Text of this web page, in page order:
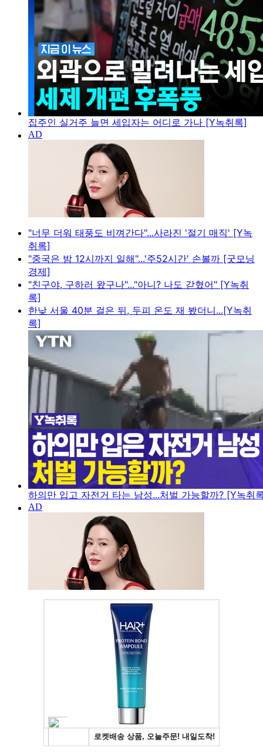
집주인 실거주 늘면 세입자는 어디로 가나 [Y녹취록]
"너무 더워 태풍도 비껴간다"...사라진 '절기 매직' [Y녹
취록]
"중국은 밤 12시까지 일해"...'주52시간' 손볼까 [굿모닝
경제]
"친구야, 구하러 왔구나"..."아니? 나도 갇혔어" [Y녹취
록]
한낮 서울 40분 걸은 뒤, 두피 온도 재 봤더니...[Y녹취
록]
하의만 입고 자전거 타는 남성...처벌 가능할까? [Y녹취